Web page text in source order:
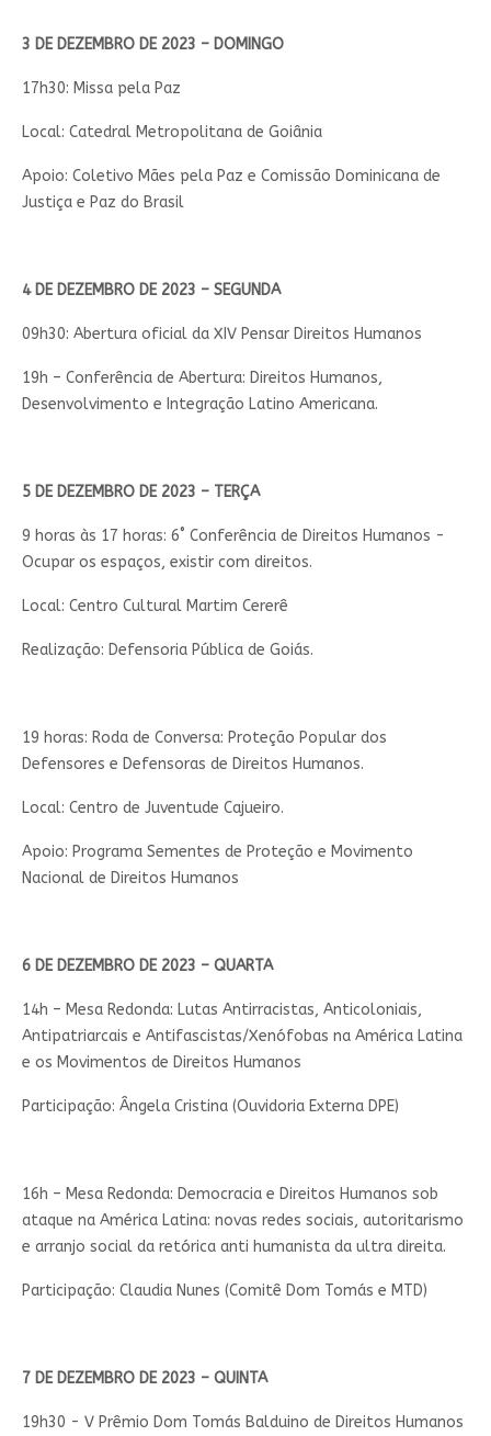
3 DE DEZEMBRO DE 2023 – DOMINGO
17h30: Missa pela Paz
Local: Catedral Metropolitana de Goiânia
Apoio: Coletivo Mães pela Paz e Comissão Dominicana de
Justiça e Paz do Brasil
4 DE DEZEMBRO DE 2023 – SEGUNDA
09h30: Abertura oficial da XIV Pensar Direitos Humanos
19h – Conferência de Abertura: Direitos Humanos,
Desenvolvimento e Integração Latino Americana.
5 DE DEZEMBRO DE 2023 – TERÇA
9 horas às 17 horas: 6˚ Conferência de Direitos Humanos -
Ocupar os espaços, existir com direitos.
Local: Centro Cultural Martim Cererê
Realização: Defensoria Pública de Goiás.
19 horas: Roda de Conversa: Proteção Popular dos
Defensores e Defensoras de Direitos Humanos.
Local: Centro de Juventude Cajueiro.
Apoio: Programa Sementes de Proteção e Movimento
Nacional de Direitos Humanos
6 DE DEZEMBRO DE 2023 – QUARTA
14h – Mesa Redonda: Lutas Antirracistas, Anticoloniais,
Antipatriarcais e Antifascistas/Xenófobas na América Latina
e os Movimentos de Direitos Humanos
Participação: Ângela Cristina (Ouvidoria Externa DPE)
16h – Mesa Redonda: Democracia e Direitos Humanos sob
ataque na América Latina: novas redes sociais, autoritarismo
e arranjo social da retórica anti humanista da ultra direita.
Participação: Claudia Nunes (Comitê Dom Tomás e MTD)
7 DE DEZEMBRO DE 2023 – QUINTA
19h30 - V Prêmio Dom Tomás Balduino de Direitos Humanos